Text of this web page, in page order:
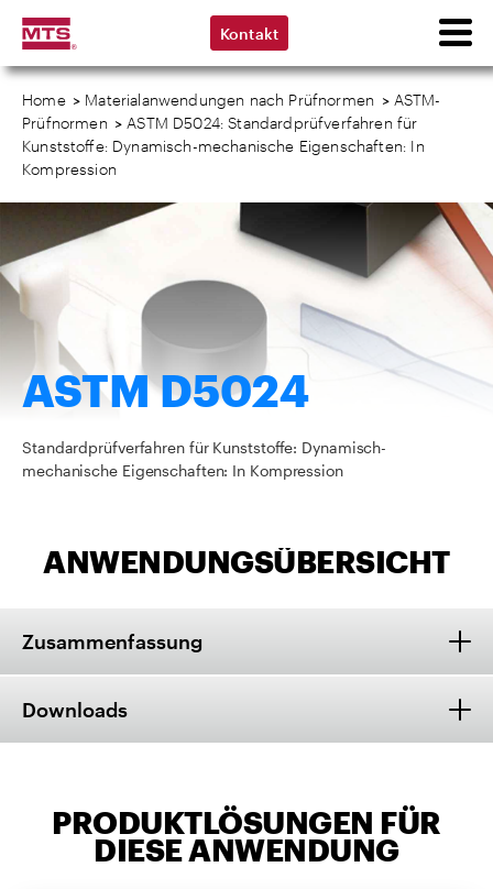
Kontakt
Home > Materialanwendungen nach Prüfnormen > ASTM-
Prüfnormen > ASTM D5024: Standardprüfverfahren für
Kunststoffe: Dynamisch-mechanische Eigenschaften: In
Kompression
ASTM D5024
Standardprüfverfahren für Kunststoffe: Dynamisch-
mechanische Eigenschaften: In Kompression
ANWENDUNGSÜBERSICHT
Zusammenfassung
Downloads
PRODUKTLÖSUNGEN FÜR
DIESE ANWENDUNG